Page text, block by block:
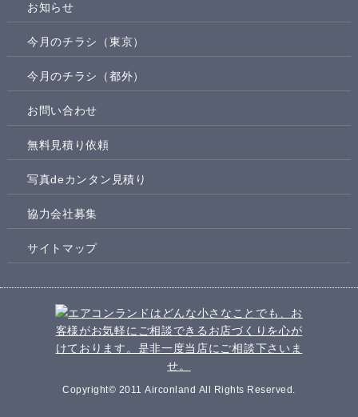
お知らせ
今月のチラシ（東京）
今月のチラシ（都外）
お問い合わせ
無料見積り依頼
写真deカンタン見積り
協力会社募集
サイトマップ
Copyright© 2011 Airconland All Rights Reserved.